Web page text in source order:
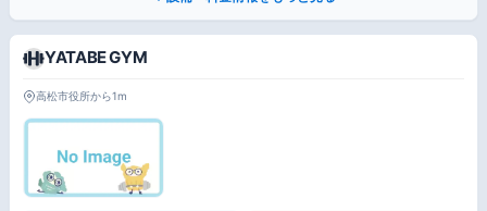
YATABE GYM
高松市役所から1m